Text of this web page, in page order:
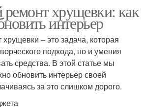
хрущевки: как
интерьер
– это задача, которая
подхода, но и умения
средства. В этой статье мы
обновить интерьер своей
за это слишком дорого.